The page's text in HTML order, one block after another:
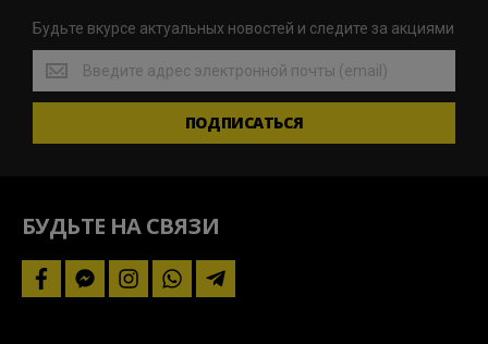
Будьте вкурсе актуальных новостей и следите за акциями
Будьте
вкурсе
актуальных
и
ПОДПИСАТЬСЯ
БУДЬТЕ НА СВЯЗИ
facebookfacebook-
messenger
instagram
whatsapptelegram-
plane